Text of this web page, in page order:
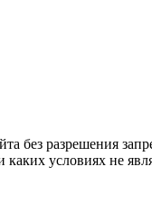
без разрешения
условиях не